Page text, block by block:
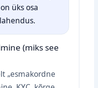
üks osa
(miks see
„esmakordne